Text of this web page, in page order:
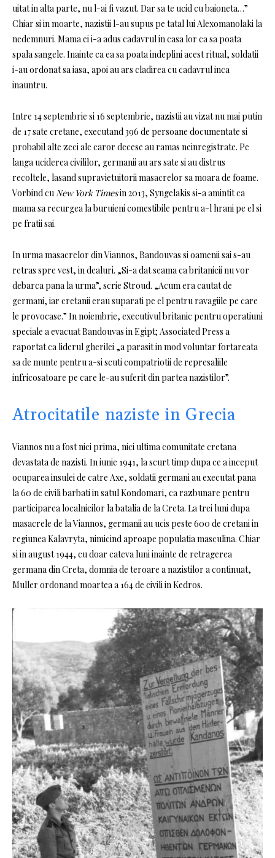
uitat in alta parte, nu l-ai fi vazut. Dar sa te ucid cu baioneta…”
Chiar si in moarte, nazistii l-au supus pe tatal lui Alexomanolaki la
nedemnuri. Mama ei i-a adus cadavrul in casa lor ca sa poata
spala sangele. Inainte ca ea sa poata indeplini acest ritual, soldatii
i-au ordonat sa iasa, apoi au ars cladirea cu cadavrul inca
inauntru.
Intre 14 septembrie si 16 septembrie, nazistii au vizat nu mai putin
de 17 sate cretane, executand 396 de persoane documentate si
probabil alte zeci ale caror decese au ramas neinregistrate. Pe
langa uciderea civililor, germanii au ars sate si au distrus
recoltele, lasand supravietuitorii masacrelor sa moara de foame.
Vorbind cuNew York Timesin 2013, Syngelakis si-a amintit ca
mama sa recurgea la buruieni comestibile pentru a-l hrani pe el si
pe fratii sai.
In urma masacrelor din Viannos, Bandouvas si oamenii sai s-au
retras spre vest, in dealuri. „Si-a dat seama ca britanicii nu vor
debarca pana la urma”, scrie Stroud. „Acum era cautat de
germani, iar cretanii erau suparati pe el pentru ravagiile pe care
le provocase.” In noiembrie, executivul britanic pentru operatiuni
speciale a evacuat Bandouvas in Egipt; Associated Press a
raportat ca liderul gherilei „a parasit in mod voluntar fortareata
sa de munte pentru a-si scuti compatriotii de represaliile
infricosatoare pe care le-au suferit din partea nazistilor”.
Atrocitatile naziste in Grecia
Viannos nu a fost nici prima, nici ultima comunitate cretana
devastata de nazisti. In iunie 1941, la scurt timp dupa ce a inceput
ocuparea insulei de catre Axe, soldatii germani au executat pana
la 60 de civili barbati in satul Kondomari, ca razbunare pentru
participarea localnicilor la batalia de la Creta. La trei luni dupa
masacrele de la Viannos, germanii au ucis peste 600 de cretani in
regiunea Kalavryta, nimicind aproape populatia masculina. Chiar
si in august 1944, cu doar cateva luni inainte de retragerea
germana din Creta, domnia de teroare a nazistilor a continuat,
Muller ordonand moartea a 164 de civili in Kedros.